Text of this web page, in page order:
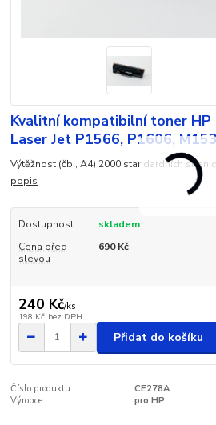
Kvalitní kompatibilní toner HP
Laser Jet P1566, P1606,
Výtěžnost (čb., A4) 2000 standardních stran
popis
Dostupnost
skladem
Cena před
slevou
690 Kč
240 Kč/ks
198 Kč bez DPH
Přidat do košíku
Číslo produktu:
CE278A
Výrobce:
pro HP